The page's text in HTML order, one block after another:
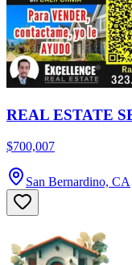
REAL ESTATE
$700,007
San Bernardino, CA